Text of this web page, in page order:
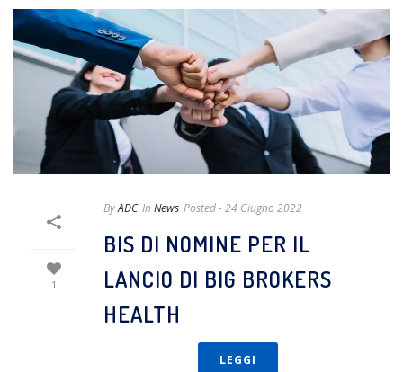
1
ByADC In News Posted- 24 Giugno 2022
BIS DI NOMINE PER IL
LANCIO DI BIG BROKERS
HEALTH
LEGGI